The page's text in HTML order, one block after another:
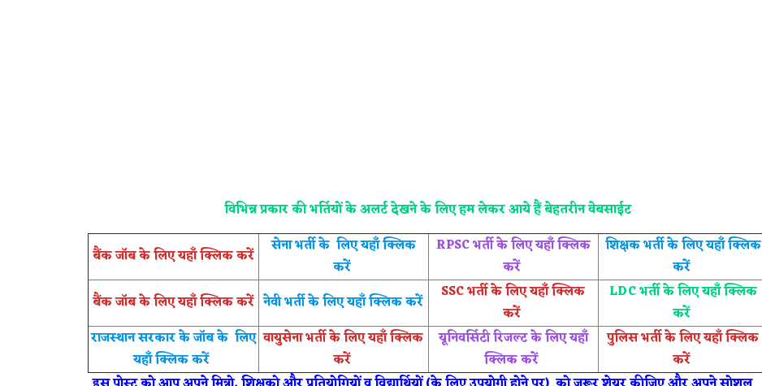
विभिन्न प्रकार की भर्तियों के अलर्ट देखने के लिए हम लेकर आये हैं बेहतरीन वेबसाईट
बैंक जॉब के लिए यहाँ क्लिक करें
सेना भर्ती के लिए यहाँ क्लिक
करें
RPSC भर्ती के लिए यहाँ क्लिक
करें
शिक्षक भर्ती के लिए यहाँ क्लिक
करें
बैंक जॉब के लिए यहाँ क्लिक करें नेवी भर्ती के लिए यहाँ क्लिक करें
SSC भर्ती के लिए यहाँ क्लिक
करें
LDC भर्ती के लिए यहाँ क्लिक
करें
राजस्थान सरकार के जॉब के लिए
यहाँ क्लिक करें
वायुसेना भर्ती के लिए यहाँ क्लिक
करें
यूनिवर्सिटी रिजल्ट के लिए यहाँ
क्लिक करें
पुलिस भर्ती के लिए यहाँ क्लिक
करें